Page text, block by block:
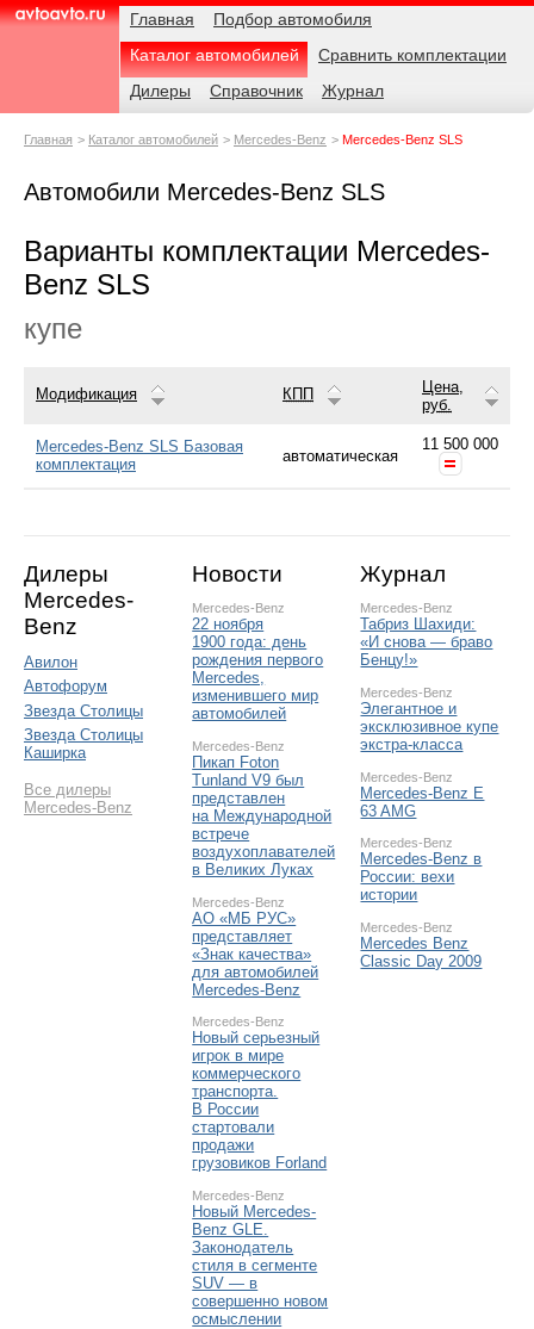
AvtoAvto.ru
Навигация Главная
Подбор автомобиля
Каталог автомобилей
Сравнить комплектации
Дилеры
Справочник Журнал
Родительские
Главная Каталог автомобилей Mercedes-Benz Mercedes-Benz SLS
Автомобили Mercedes-Benz SLS
Варианты комплектации Mercedes-
Benz SLS
купе
Модификация КПП
Цена,
руб.
Mercedes-Benz SLS Базовая
комплектация
автоматическая
11 500 000
Дилеры
Mercedes-
Benz
Авилон
Автофорум
Звезда Столицы
Звезда Столицы
Каширка
Все дилеры
Mercedes-Benz
Новости
Mercedes-Benz
22 ноября
1900 года: день
рождения первого
Mercedes,
изменившего мир
автомобилей
Mercedes-Benz
Пикап Foton
Tunland V9 был
представлен
на Международной
встрече
воздухоплавателей
в Великих Луках
Mercedes-Benz
АО «МБ РУС»
представляет
«Знак качества»
для автомобилей
Mercedes-Benz
Mercedes-Benz
Новый серьезный
игрок в мире
коммерческого
транспорта.
В России
стартовали
продажи
грузовиков Forland
Mercedes-Benz
Новый Mercedes-
Benz GLE.
Законодатель
стиля в сегменте
SUV — в
совершенно новом
осмыслении
Журнал
Mercedes-Benz
Табриз Шахиди:
«И снова — браво
Бенцу!»
Mercedes-Benz
Элегантное и
эксклюзивное купе
экстра-класса
Mercedes-Benz
Mercedes-Benz E
63 AMG
Mercedes-Benz
Mercedes-Benz в
России: вехи
истории
Mercedes-Benz
Mercedes Benz
Classic Day 2009